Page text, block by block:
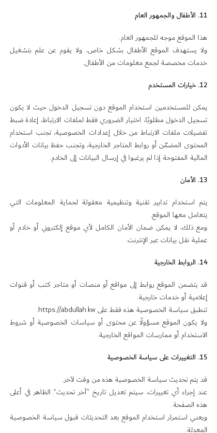
11. الأطفال والجمهور العام
هذا الموقع موجه للجمهور العام.
ولا يستهدف الموقع الأطفال بشكل خاص، ولا يقوم عن علم بتشغيل
خدمات مخصصة لجمع معلومات من الأطفال.
12. خيارات المستخدم
يمكن للمستخدمين استخدام الموقع دون تسجيل الدخول حيث لا يكون
تسجيل الدخول مطلوبًا، اختيار الضروري فقط لملفات الارتباط، إعادة ضبط
تفضيلات ملفات الارتباط من خلال إعدادات الخصوصية، تجنب استخدام
المحتوى المضمّن أو روابط المتاجر الخارجية، وتجنب حفظ بيانات الأدوات
المالية المفتوحة إذا لم يرغبوا في إرسال البيانات إلى الخادم.
13. الأمان
يتم استخدام تدابير تقنية وتنظيمية معقولة لحماية المعلومات التي
يتعامل معها الموقع.
ومع ذلك، لا يمكن ضمان الأمان الكامل لأي موقع إلكتروني أو خادم أو
عملية نقل بيانات عبر الإنترنت.
14. الروابط الخارجية
قد يتضمن الموقع روابط إلى مواقع أو منصات أو متاجر كتب أو قنوات
إعلامية أو خدمات خارجية.
تنطبق سياسة الخصوصية هذه فقط على https://abdullah.kw.
ولا يكون الموقع مسؤولًا عن محتوى أو سياسات الخصوصية أو شروط
الاستخدام أو ممارسات المواقع الخارجية.
15. التغييرات على سياسة الخصوصية
قد يتم تحديث سياسة الخصوصية هذه من وقت لآخر.
عند إجراء أي تغييرات، سيتم تعديل تاريخ “آخر تحديث” الظاهر في أعلى
هذه الصفحة.
ويعني استمرار استخدام الموقع بعد التحديثات قبول سياسة الخصوصية
المعدلة.